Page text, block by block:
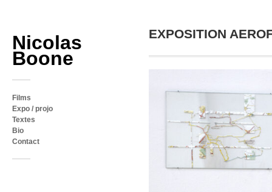
Nicolas
Boone
Films
Expo / projo
Textes
Bio
Contact
EXPOSITION